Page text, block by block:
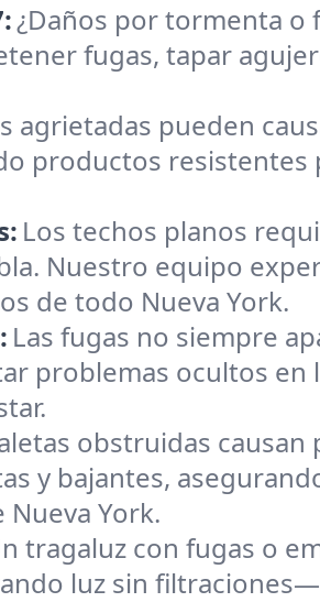
¿Daños por tormenta o
fugas, tapar
agrietadas pueden
productos
Los techos planos
Nuestro equipo
de todo Nueva York.
Las fugas no siempre
problemas ocultos
obstruidas
y bajantes,
York.
tragaluz con fugas o
luz sin